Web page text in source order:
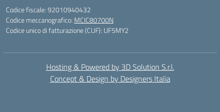
Codice fiscale: 92010940432
Codice meccanografico: MCIC80700N
Codice unico di fatturazione (CUF): UF5MY2
Hosting & Powered by 3D Solution S.r.l.
Concept & Design by Designers Italia